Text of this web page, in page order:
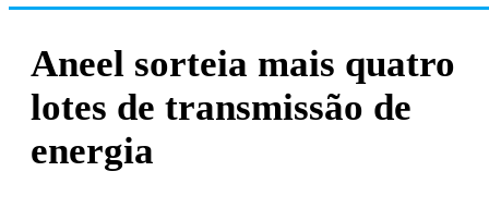
Aneel sorteia mais quatro
lotes de transmissão de
energia